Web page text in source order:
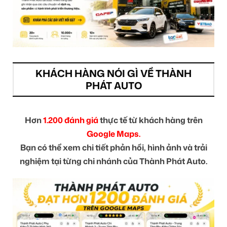
KHÁCH HÀNG NÓI GÌ VỀ THÀNH
PHÁT AUTO
Hơn1.200 đánh giáthực tế từ khách hàng trên
Google Maps.
Bạn có thể xem chi tiết phản hồi, hình ảnh và trải
nghiệm tại từng chi nhánh của Thành Phát Auto.